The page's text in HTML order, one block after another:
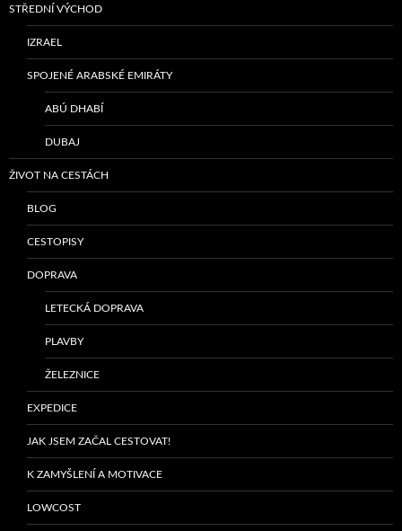
STŘEDNÍ VÝCHOD
IZRAEL
SPOJENÉ ARABSKÉ EMIRÁTY
ABÚ DHABÍ
DUBAJ
ŽIVOT NA CESTÁCH
BLOG
CESTOPISY
DOPRAVA
LETECKÁ DOPRAVA
PLAVBY
ŽELEZNICE
EXPEDICE
JAK JSEM ZAČAL CESTOVAT!
K ZAMYŠLENÍ A MOTIVACE
LOWCOST